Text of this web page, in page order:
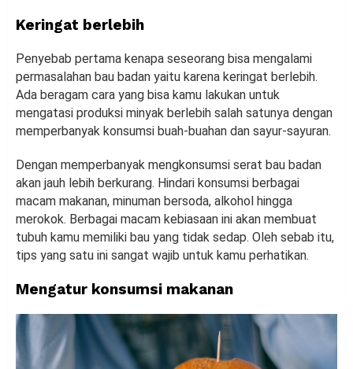
Keringat berlebih
Penyebab pertama kenapa seseorang bisa mengalami
permasalahan bau badan yaitu karena keringat berlebih.
Ada beragam cara yang bisa kamu lakukan untuk
mengatasi produksi minyak berlebih salah satunya dengan
memperbanyak konsumsi buah-buahan dan sayur-sayuran.
Dengan memperbanyak mengkonsumsi serat bau badan
akan jauh lebih berkurang. Hindari konsumsi berbagai
macam makanan, minuman bersoda, alkohol hingga
merokok. Berbagai macam kebiasaan ini akan membuat
tubuh kamu memiliki bau yang tidak sedap. Oleh sebab itu,
tips yang satu ini sangat wajib untuk kamu perhatikan.
Mengatur konsumsi makanan